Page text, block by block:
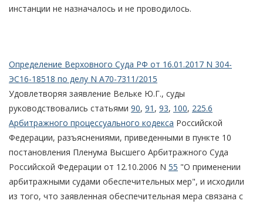
инстанции не назначалось и не проводилось.
Определение Верховного Суда РФ от 16.01.2017 N 304-
ЭС16-18518 по делу N А70-7311/2015
Удовлетворяя заявление Вельке Ю.Г., суды
руководствовались статьями 90, 91 , 93, 100, 225.6
Арбитражного процессуального кодекса Российской
Федерации, разъяснениями, приведенными в пункте 10
постановления Пленума Высшего Арбитражного Суда
Российской Федерации от 12.10.2006 N 55 "О применении
арбитражными судами обеспечительных мер", и исходили
из того, что заявленная обеспечительная мера связана с